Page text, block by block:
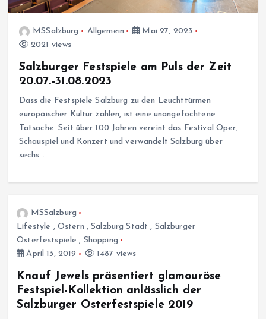
MSSalzburg Allgemein
Mai 27, 2023
2021 views
Salzburger Festspiele am Puls der Zeit
20.07.-31.08.2023
Dass die Festspiele Salzburg zu den Leuchttürmen
europäischer Kultur zählen, ist eine unangefochtene
Tatsache. Seit über 100 Jahren vereint das Festival Oper,
Schauspiel und Konzert und verwandelt Salzburg über
sechs…
MSSalzburg
Lifestyle , Ostern ,Salzburg Stadt , Salzburger
Osterfestspiele , Shopping
April 13, 2019
1487 views
Knauf Jewels präsentiert glamouröse
Festspiel-Kollektion anlässlich der
Salzburger Osterfestspiele 2019